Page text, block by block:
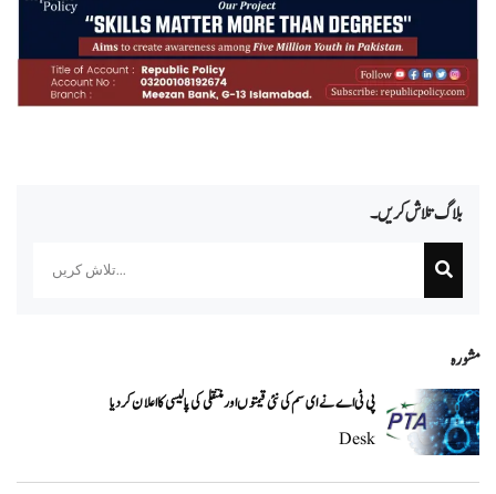
بلاگ تلاش کریں۔
مشورہ
پی ٹی اے نے ای سم کی نئی قیمتوں اور منتقلی کی پالیسی کا اعلان کردیا
Desk